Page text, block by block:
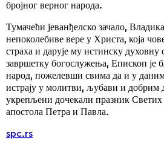
бројног верног народа.
Тумачећи јеванђелско зачало, Владика
непоколебиве вере у Христа, која
страха и дарује му истинску
завршетку богослужења, Епископ је
народ, пожелевши свима да и у
истрају у молитви, љубави и добрим
укрепљени дочекали празник
апостола Петра и Павла.
spc.rs